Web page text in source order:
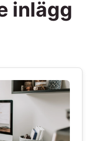
inlägg